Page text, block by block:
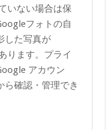
いない場合は保
フォトの自
した写真が
ります。プライ
アカウン
確認・管理でき